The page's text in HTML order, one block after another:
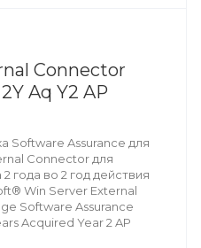
Connector
Aq Y2 AP
Software Assurance для
Connector для
года во 2 год действия
Win Server External
Software Assurance
Acquired Year 2 AP